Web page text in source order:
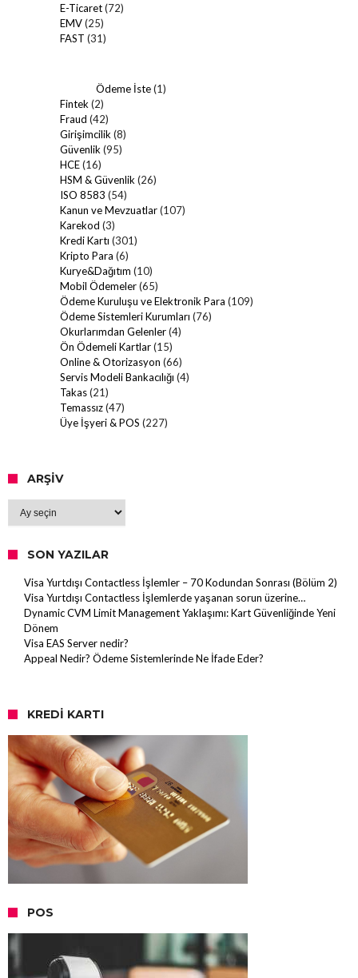
E-Ticaret(72)
EMV(25)
FAST (31)
Ödeme İste(1)
Fintek (2)
Fraud (42)
Girişimcilik (8)
Güvenlik (95)
HCE(16)
HSM & Güvenlik (26)
ISO 8583 (54)
Kanun ve Mevzuatlar(107)
Karekod (3)
Kredi Kartı (301)
Kripto Para (6)
Kurye&Dağıtım (10)
Mobil Ödemeler(65)
Ödeme Kuruluşu ve Elektronik Para (109)
Ödeme Sistemleri Kurumları (76)
Okurlarımdan Gelenler(4)
Ön Ödemeli Kartlar(15)
Online & Otorizasyon (66)
Servis Modeli Bankacılığı (4)
Takas(21)
Temassız(47)
Üye İşyeri & POS (227)
ARŞIV
SON YAZILAR
Visa Yurtdışı Contactless İşlemler – 70 Kodundan Sonrası (Bölüm 2)
Visa Yurtdışı Contactless İşlemlerde yaşanan sorun üzerine…
Dynamic CVM Limit Management Yaklaşımı: Kart Güvenliğinde Yeni
Dönem
Visa EAS Server nedir?
Appeal Nedir? Ödeme Sistemlerinde Ne İfade Eder?
KREDI KARTI
POS